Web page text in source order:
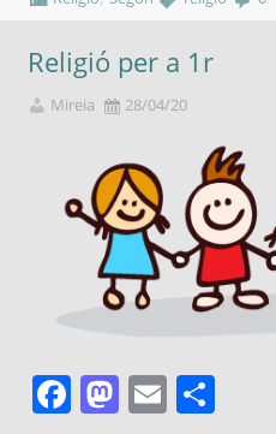
Religió per a 1r
Mireia 28/04/20
Facebook
Mastodon
Email